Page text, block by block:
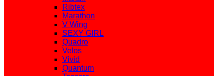
Ribtex
Marathon
V Wing
SEXY GIRL
Quadro
Velos
Vivid
Quantum